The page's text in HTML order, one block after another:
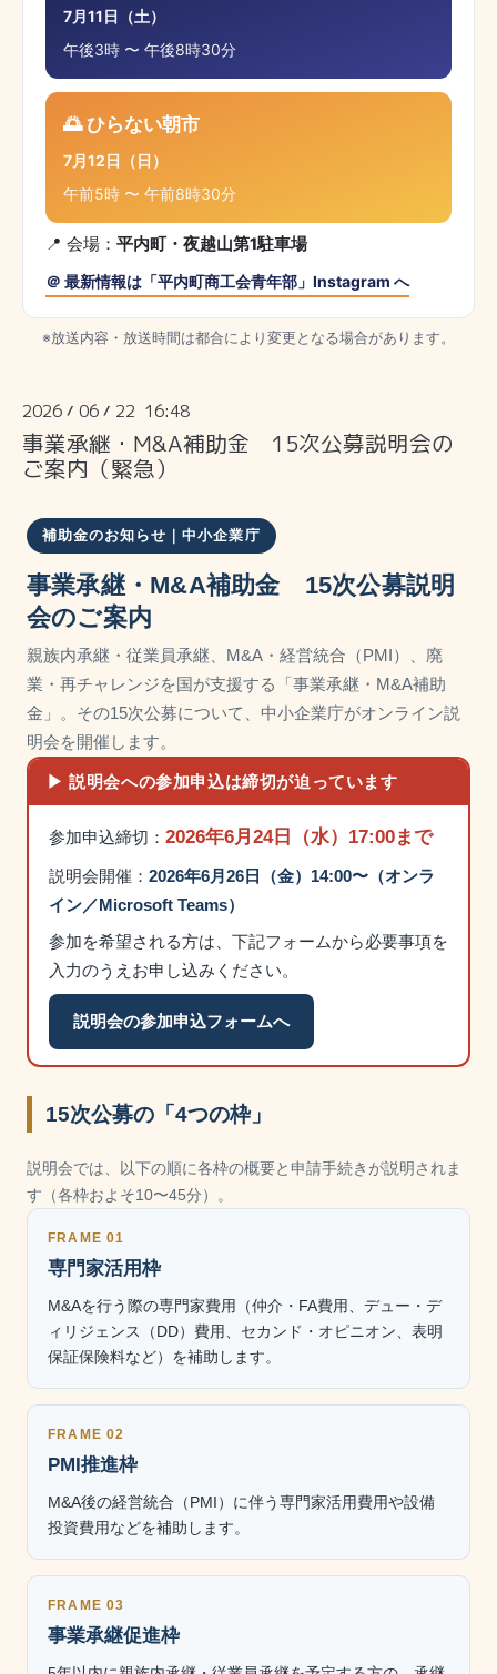
7月11日（土）
午後3時 〜 午後8時30分
🌅 ひらない朝市
7月12日（日）
午前5時 〜 午前8時30分
📍 会場： 平内町・夜越山第1駐車場
＠ 最新情報は「平内町商工会青年部」Instagram へ
※放送内容・放送時間は都合により変更となる場合があります。
2026 / 06 / 22 16:48
事業承継・M&A補助金 15次公募説明会の
ご案内（緊急）
補助金のお知らせ｜中小企業庁
事業承継・M&A補助金 15次公募説明
会のご案内
親族内承継・従業員承継、M&A・経営統合（PMI）、廃
業・再チャレンジを国が支援する「事業承継・M&A補助
金」。その15次公募について、中小企業庁がオンライン説
明会を開催します。
▶ 説明会への参加申込は締切が迫っています
参加申込締切： 2026年6月24日（水）17:00まで
説明会開催： 2026年6月26日（金）14:00〜（オンラ
イン／Microsoft Teams）
参加を希望される方は、下記フォームから必要事項を
入力のうえお申し込みください。
説明会の参加申込フォームへ
15次公募の「4つの枠」
説明会では、以下の順に各枠の概要と申請手続きが説明されま
す（各枠およそ10〜45分）。
FRAME 01
専門家活用枠
M&Aを行う際の専門家費用（仲介・FA費用、デュー・デ
ィリジェンス（DD）費用、セカンド・オピニオン、表明
保証保険料など）を補助します。
FRAME 02
PMI推進枠
M&A後の経営統合（PMI）に伴う専門家活用費用や設備
投資費用などを補助します。
FRAME 03
事業承継促進枠